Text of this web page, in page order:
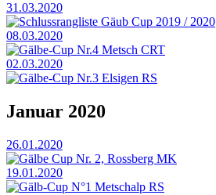
31.03.2020
Schlussrangliste Gäub Cup 2019 / 2020
08.03.2020
Gälbe-Cup Nr.4 Metsch CRT
02.03.2020
Gälbe-Cup Nr.3 Elsigen RS
Januar 2020
26.01.2020
Gälbe Cup Nr. 2, Rossberg MK
19.01.2020
Gälb-Cup N°1 Metschalp RS